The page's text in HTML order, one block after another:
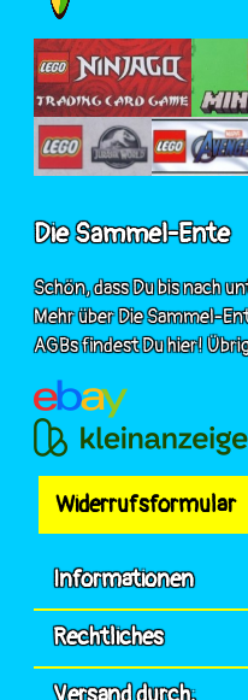
Die Sammel-Ente
Schön, dass Du bis nach
Mehr über Die Sammel-
AGBs findest Du hier!
Widerrufsformular
Informationen
Rechtliches